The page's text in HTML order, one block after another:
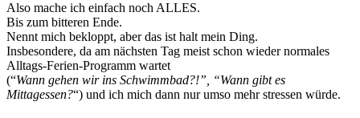
Also mache ich einfach noch ALLES.
Bis zum bitteren Ende.
Nennt mich bekloppt, aber das ist halt mein Ding.
Insbesondere, da am nächsten Tag meist schon wieder normales
Alltags-Ferien-Programm wartet
(“Wann gehen wir ins Schwimmbad?!”, “Wann gibt es
Mittagessen?“) und ich mich dann nur umso mehr stressen würde.